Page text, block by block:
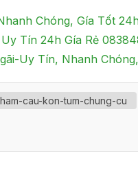
Chóng, Gía Tốt
Tín 24h Gía Rẻ
Uy Tín, Nhanh
cau-kon-tum-chung-cu